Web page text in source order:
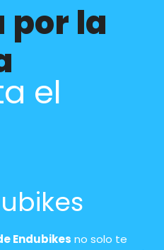
por la
el
Endubikes no solo te